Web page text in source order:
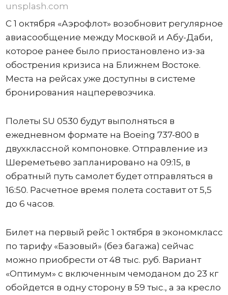
unsplash.com
С 1 октября «Аэрофлот» возобновит регулярное
авиасообщение между Москвой и Абу-Даби,
которое ранее было приостановлено из-за
обострения кризиса на Ближнем Востоке.
Места на рейсах уже доступны в системе
бронирования нацперевозчика.
Полеты SU 0530 будут выполняться в
ежедневном формате на Boeing 737-800 в
двухклассной компоновке. Отправление из
Шереметьево запланировано на 09:15, в
обратный путь самолет будет отправляться в
16:50. Расчетное время полета составит от 5,5
до 6 часов.
Билет на первый рейс 1 октября в экономкласс
по тарифу «Базовый» (без багажа) сейчас
можно приобрести от 48 тыс. руб. Вариант
«Оптимум» с включенным чемоданом до 23 кг
обойдется в одну сторону в 59 тыс., а за кресло